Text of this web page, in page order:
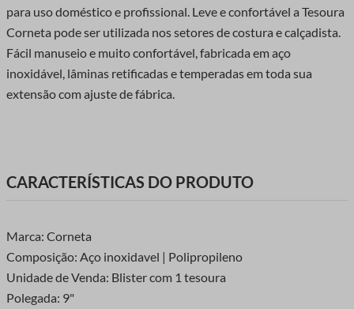
para uso doméstico e profissional. Leve e confortável a Tesoura
Corneta pode ser utilizada nos setores de costura e calçadista.
Fácil manuseio e muito confortável, fabricada em aço
inoxidável, lâminas retificadas e temperadas em toda sua
extensão com ajuste de fábrica.
CARACTERÍSTICAS DO PRODUTO
Marca: Corneta
Composição: Aço inoxidavel | Polipropileno
Unidade de Venda: Blister com 1 tesoura
Polegada: 9"